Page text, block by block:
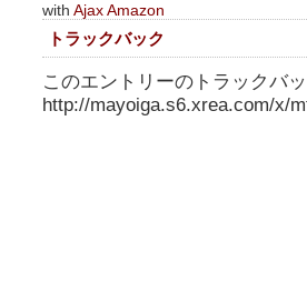
with Ajax Amazon
トラックバック
このエントリーのトラックバ
http://mayoiga.s6.xrea.com/x/